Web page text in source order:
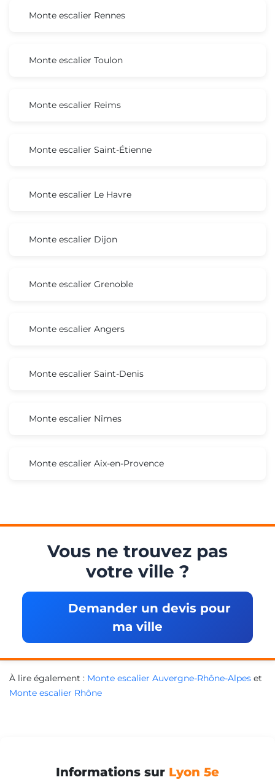
Monte escalier Rennes
Monte escalier Toulon
Monte escalier Reims
Monte escalier Saint-Étienne
Monte escalier Le Havre
Monte escalier Dijon
Monte escalier Grenoble
Monte escalier Angers
Monte escalier Saint-Denis
Monte escalier Nîmes
Monte escalier Aix-en-Provence
Vous ne trouvez pas
votre ville ?
Demander un devis pour
ma ville
À lire également : Monte escalier Auvergne-Rhône-Alpes et
Monte escalier Rhône
Informations sur Lyon 5e